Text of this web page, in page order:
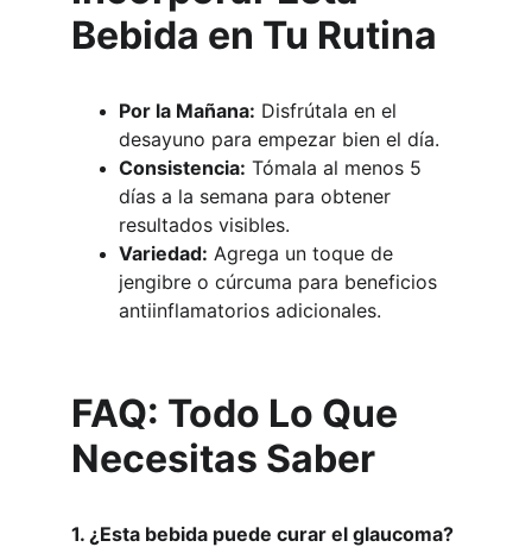
Bebida en Tu Rutina
Por la Mañana: Disfrútala en el
desayuno para empezar bien el día.
Consistencia: Tómala al menos 5
días a la semana para obtener
resultados visibles.
Variedad: Agrega un toque de
jengibre o cúrcuma para beneficios
antiinflamatorios adicionales.
FAQ: Todo Lo Que
Necesitas Saber
1. ¿Esta bebida puede curar el glaucoma?